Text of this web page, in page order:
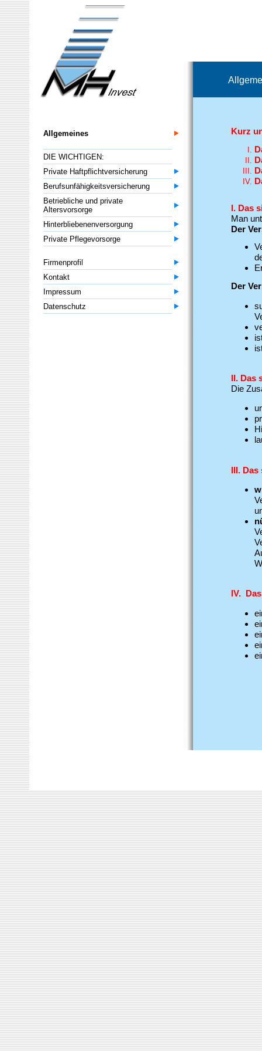
Kurz
I. Das
Man
Der
Der
II. Das
Die
III. Das
IV.
Allgemeines
DIE WICHTIGEN:
Private Haftpflichtversicherung
Berufsunfähigkeitsversicherung
Betriebliche und private
Altersvorsorge
Hinterbliebenenversorgung
Private Pflegevorsorge
Firmenprofil
Kontakt
Impressum
Datenschutz